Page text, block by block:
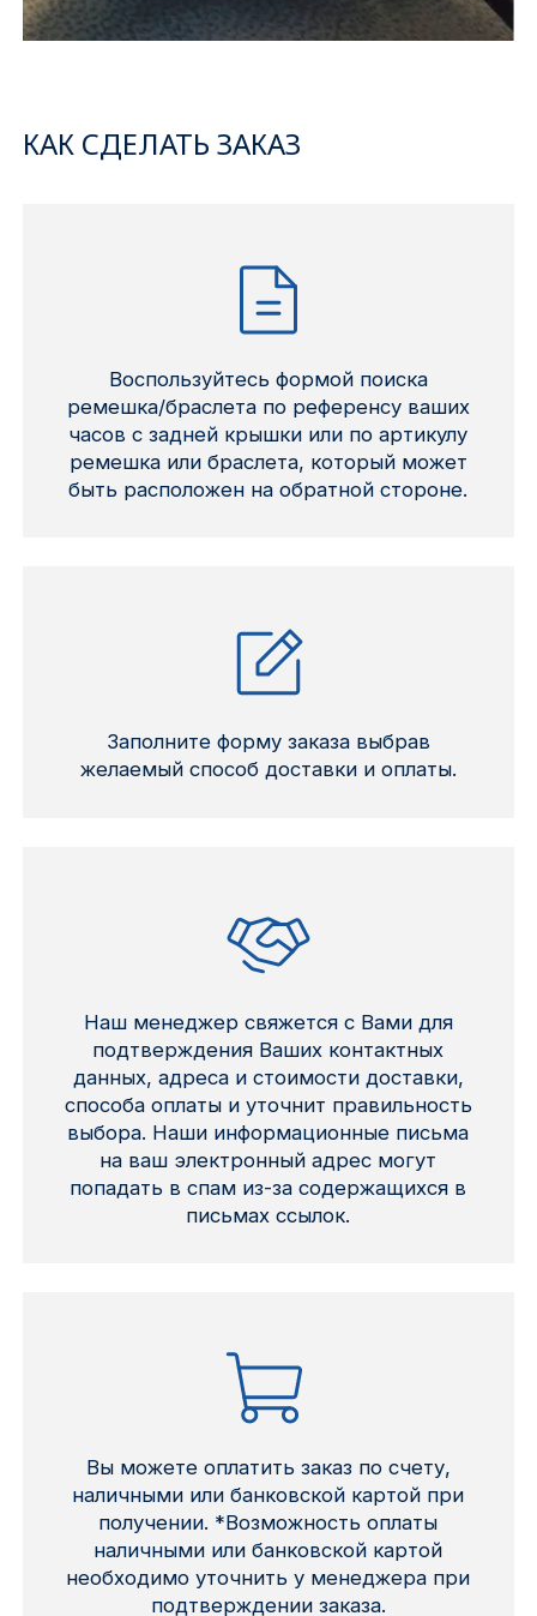
КАК СДЕЛАТЬ ЗАКАЗ
Воспользуйтесь формой поиска
ремешка/браслета по референсу ваших
часов с задней крышки или по артикулу
ремешка или браслета, который может
быть расположен на обратной стороне.
Заполните форму заказа выбрав
желаемый способ доставки и оплаты.
Наш менеджер свяжется с Вами для
подтверждения Ваших контактных
данных, адреса и стоимости доставки,
способа оплаты и уточнит правильность
выбора. Наши информационные письма
на ваш электронный адрес могут
попадать в спам из-за содержащихся в
письмах ссылок.
Вы можете оплатить заказ по счету,
наличными или банковской картой при
получении. *Возможность оплаты
наличными или банковской картой
необходимо уточнить у менеджера при
подтверждении заказа.